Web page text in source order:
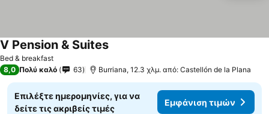
Bed & breakfast
V Pension & Suites
8,0 Πολύ καλό 63 Burriana, 12.3 χλμ. από: Castellón de la Plana
Επιλέξτε ημερομηνίες, για να
δείτε τις ακριβείς τιμές
Εμφάνιση τιμών